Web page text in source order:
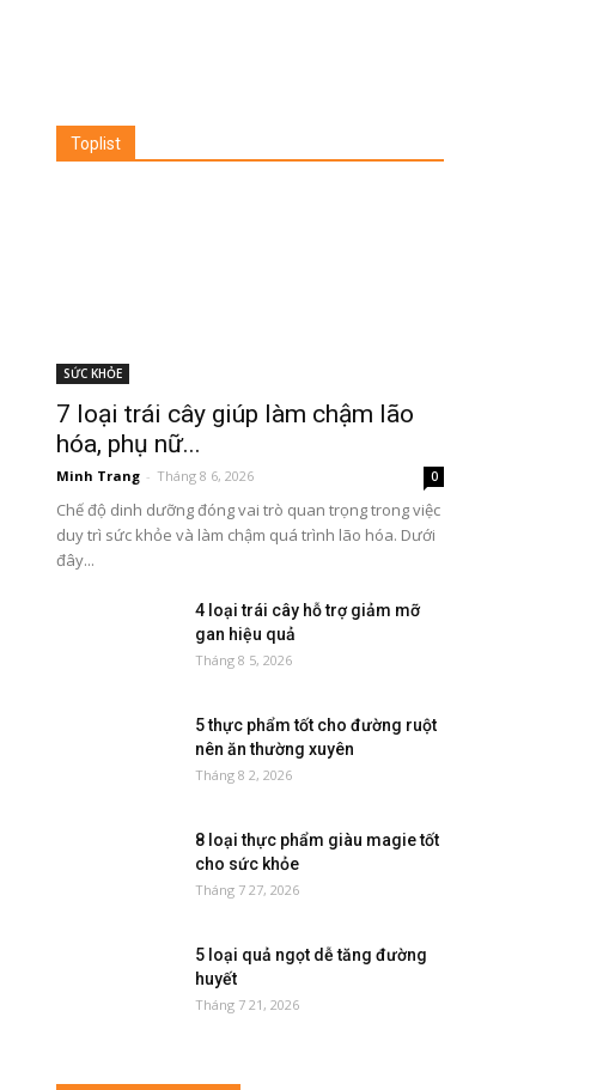
Toplist
SỨC KHỎE
7 loại trái cây giúp làm chậm lão
hóa, phụ nữ...
Minh Trang - Tháng 8 6, 2026 0
Chế độ dinh dưỡng đóng vai trò quan trọng trong việc
duy trì sức khỏe và làm chậm quá trình lão hóa. Dưới
đây...
4 loại trái cây hỗ trợ giảm mỡ
gan hiệu quả
Tháng 8 5, 2026
5 thực phẩm tốt cho đường ruột
nên ăn thường xuyên
Tháng 8 2, 2026
8 loại thực phẩm giàu magie tốt
cho sức khỏe
Tháng 7 27, 2026
5 loại quả ngọt dễ tăng đường
huyết
Tháng 7 21, 2026